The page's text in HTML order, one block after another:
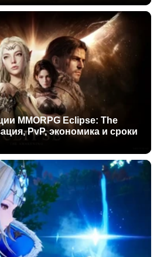
MMORPG Eclipse: The
PvP, экономика и сроки